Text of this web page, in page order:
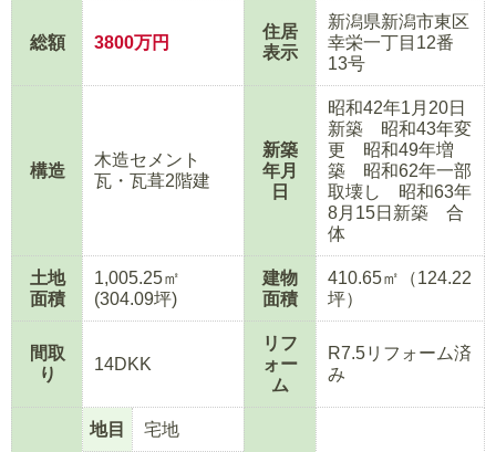
総額 3800万円
住居
表示
新潟県新潟市東区
幸栄一丁目12番
13号
構造
木造セメント
瓦・瓦葺2階建
新築
年月
日
昭和42年1月20日
新築 昭和43年変
更 昭和49年増
築 昭和62年一部
取壊し 昭和63年
8月15日新築 合
体
土地
面積
1,005.25㎡
(304.09坪)
建物
面積
410.65㎡（124.22
坪）
間取
り
14DKK
リフ
ォー
ム
R7.5リフォーム済
み
地目 宅地